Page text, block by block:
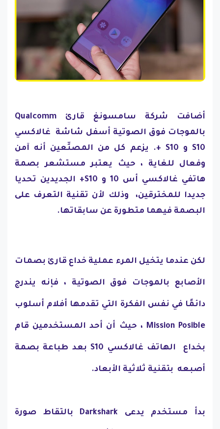
أضافت شركة سامسونغ قارئ Qualcomm
بالموجات فوق الصوتية أسفل شاشة غالاكسي
S10 و S10 +. يزعم كل من المصنِّعين أنه آمن
وفعال للغاية ، حيث يعتبر مستشعر بصمة
هاتفي غالاكسي أس 10 و S10+ الجديدين تحديا
جديدا للمخترقين، وذلك لأن تقنية التعرف على
البصمة فيهما متطورة عن سابقاتها.
لكن عندما يتخيل المرء عملية خداع قارئ بصمات
الأصابع بالموجات فوق الصوتية ، فإنه يندرج
دائمًا في نفس الفكرة التي تقدمها أفلام أسلوب
Mission Posible ، حيث أن أحد المستخدمين قام
بخداع الهاتف غالاكسي S10 بعد طباعة بصمة
أصبعه بتقنية ثلاثية الأبعاد.
بدأ مستخدم يدعى Darkshark بالتقاط صورة